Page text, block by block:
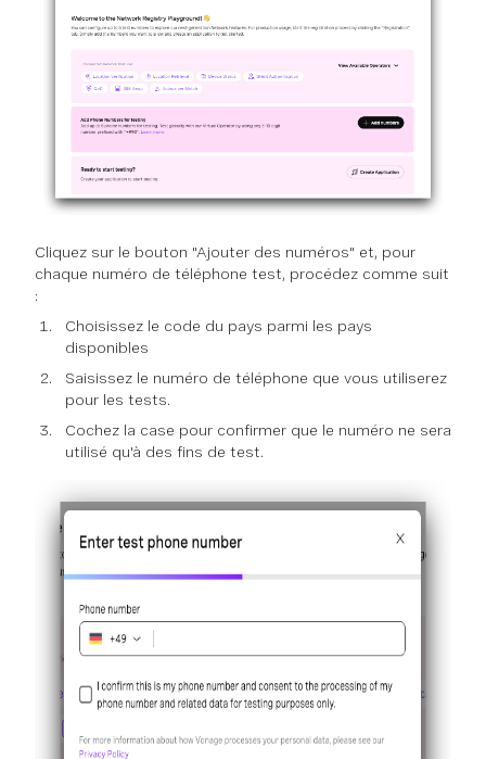
Cliquez sur le bouton "Ajouter des numéros" et, pour
chaque numéro de téléphone test, procédez comme suit
:
Choisissez le code du pays parmi les pays
disponibles
Saisissez le numéro de téléphone que vous utiliserez
pour les tests.
Cochez la case pour confirmer que le numéro ne sera
utilisé qu'à des fins de test.